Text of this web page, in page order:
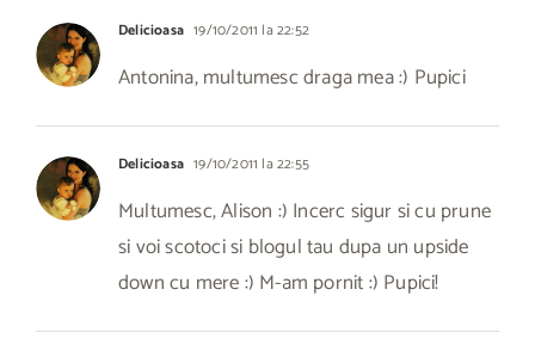
Delicioasa 19/10/2011 la 22:52
Antonina, multumesc draga mea :) Pupici
Delicioasa 19/10/2011 la 22:55
Multumesc, Alison :) Incerc sigur si cu prune
si voi scotoci si blogul tau dupa un upside
down cu mere :) M-am pornit :) Pupici!